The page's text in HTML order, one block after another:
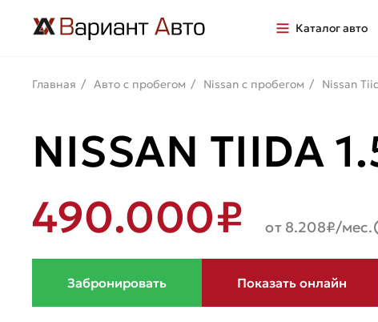
Каталог авто
Главная Авто с пробегом Nissan с пробегом Nissan
NISSAN TIIDA
490.000₽
от 8.208₽/мес.